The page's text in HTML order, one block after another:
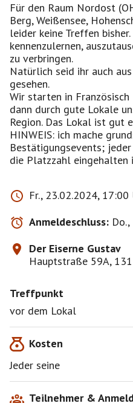
Für den Raum Nordost
Berg, Weißensee,
leider keine Treffen
kennenzulernen,
zu verbringen.
Natürlich seid ihr auch
gesehen.
Wir starten in
dann durch gute Lokale
Region. Das Lokal ist gut
HINWEIS: ich mache
Bestätigungsevents;
die Platzzahl eingehalten
Fr., 23.02.2024, 17:00
Anmeldeschluss:
Der Eiserne Gustav
Hauptstraße 59A,
Treffpunkt
vor dem Lokal
Kosten
Jeder seine
Teilnehmer &